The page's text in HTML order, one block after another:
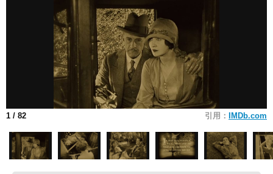
1 / 82 引用： IMDb.com